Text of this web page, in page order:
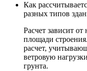
Как
разных типов
Расчет зависит
площади
расчет,
ветровую
грунта.